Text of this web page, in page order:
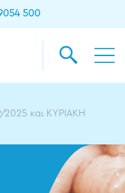
500
και ΚΥΡΙΑΚΗ